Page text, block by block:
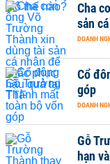
Cha
sản
DOANH
Cổ
góp
DOANH
Gỗ
hạn